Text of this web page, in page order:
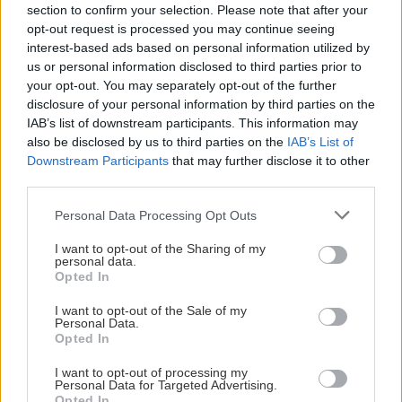
section to confirm your selection. Please note that after your
opt-out request is processed you may continue seeing
interest-based ads based on personal information utilized by
us or personal information disclosed to third parties prior to
your opt-out. You may separately opt-out of the further
disclosure of your personal information by third parties on the
IAB’s list of downstream participants. This information may
also be disclosed by us to third parties on the IAB’s List of
Downstream Participants that may further disclose it to other
Personal Data Processing Opt Outs
I want to opt-out of the Sharing of my
personal data.
Opted In
I want to opt-out of the Sale of my
Personal Data.
Opted In
I want to opt-out of processing my
Personal Data for Targeted Advertising.
07:28
ΚΡΗΤΗ
Κρήτη: Συναγερμός για πυρκαγιά τα
ξημερώματα κοντά σε οικισμό
07:15
ΚΟΣΜΟΣ
07:00
GOSSIP - LIFESTYLE
Να ταξιδεύει μες στη θάλασσα η ψυχή (φωτο)
ΣΧΕΣΕΙΣ ΚΑΙ SEX
καταλήξετε σε καβγά
Όλες οι ειδήσεις
ΠΕΡΙΣΣΟΤΕΡΑ
Marfin: Στον εισαγγελέα σήμερα η
-Πέρασε τη νύχτα στα κρατητήρια της
ΓΑΔΑ